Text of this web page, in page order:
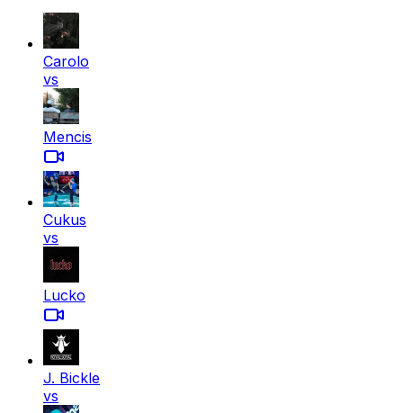
Carolo
vs
Mencis
Cukus
vs
Lucko
J. Bickle
vs